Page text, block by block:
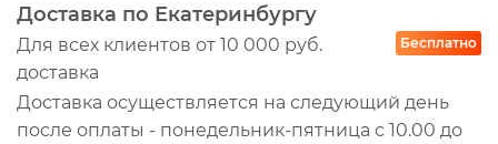
Доставка по Екатеринбургу
Для всех клиентов от 10 000 руб.
доставка
Бесплатно
Доставка осуществляется на следующий день
после оплаты - понедельник-пятница с 10.00 до